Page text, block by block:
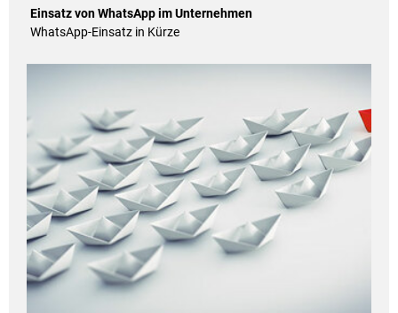
Einsatz von WhatsApp im Unternehmen
WhatsApp-Einsatz in Kürze